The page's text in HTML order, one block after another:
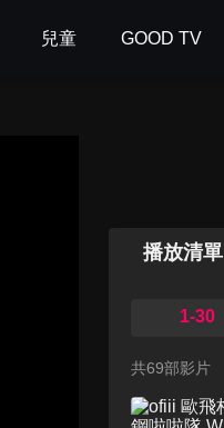
兒童 GOOD TV
播放清單
1-30
共69部影片